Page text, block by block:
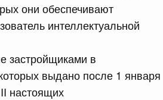
они обеспечивают
интеллектуальной
застройщиками в
выдано после 1 января
настоящих